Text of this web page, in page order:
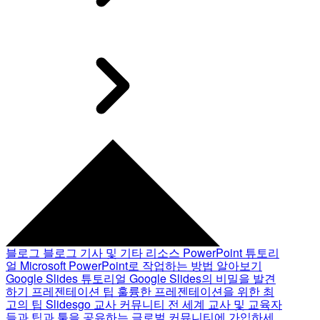
블로그 블로그 기사 및 기타 리소스 PowerPoint 튜토리
얼 Microsoft PowerPoint로 작업하는 방법 알아보기
Google Slides 튜토리얼 Google Slides의 비밀을 발견
하기 프레젠테이션 팁 훌륭한 프레젠테이션을 위한 최
고의 팁 Slidesgo 교사 커뮤니티 전 세계 교사 및 교육자